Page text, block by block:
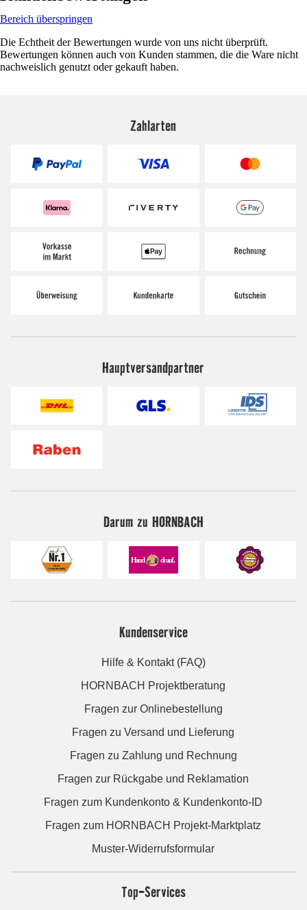
Bereich überspringen
Die Echtheit der Bewertungen wurde von uns nicht überprüft.
Bewertungen können auch von Kunden stammen, die die Ware nicht
nachweislich genutzt oder gekauft haben.
Zahlarten
Hauptversandpartner
Darum zu HORNBACH
Kundenservice
Hilfe & Kontakt (FAQ)
HORNBACH Projektberatung
Fragen zur Onlinebestellung
Fragen zu Versand und Lieferung
Fragen zu Zahlung und Rechnung
Fragen zur Rückgabe und Reklamation
Fragen zum Kundenkonto & Kundenkonto-ID
Fragen zum HORNBACH Projekt-Marktplatz
Muster-Widerrufsformular
Top-Services